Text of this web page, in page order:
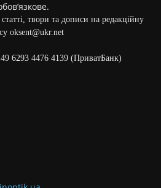
твори та дописи на редакційну
oksent@ukr.net
6293 4476 4139 (ПриватБанк)